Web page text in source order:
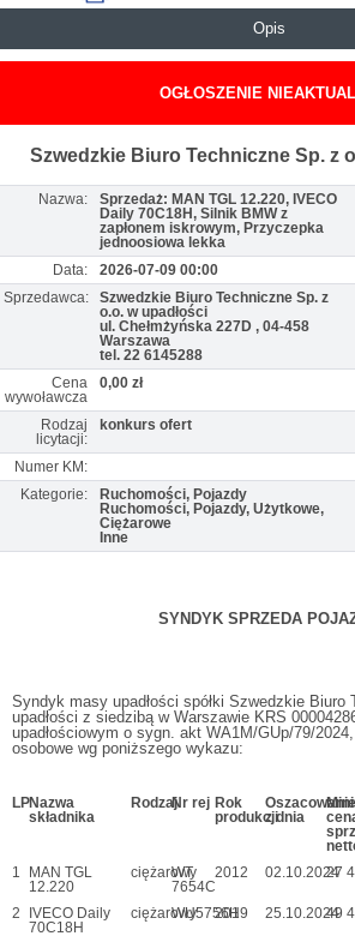
Opis
OGŁOSZENIE
Szwedzkie Biuro Techniczne Sp. z
Nazwa:
Sprzedaż: MAN TGL 12.220, IVECO
Daily 70C18H, Silnik BMW z
zapłonem iskrowym, Przyczepka
jednoosiowa lekka
Data:
2026-07-09 00:00
Sprzedawca:
Szwedzkie Biuro Techniczne Sp. z
o.o. w upadłości
ul. Chełmżyńska 227D , 04-458
Warszawa
tel. 22 6145288
Cena
wywoławcza
0,00 zł
Rodzaj
licytacji:
konkurs ofert
Numer KM:
Kategorie:
Ruchomości, Pojazdy
Ruchomości, Pojazdy, Użytkowe,
Ciężarowe
Inne
SYNDYK SPRZEDA
Syndyk masy upadłości spółki Szwedzkie
upadłości z siedzibą w Warszawie KRS
upadłościowym o sygn. akt WA1M/GUp/79/
osobowe wg poniższego wykazu:
LPNazwa
składnika
RodzajNr rej Rok
produkcji
Oszacowanie
z dnia
1MAN TGL
12.220
ciężarowy
WT
7654C
2012 02.10.2024
27
2IVECO Daily
70C18H
ciężarowyWU5756H
2019 25.10.2024
49